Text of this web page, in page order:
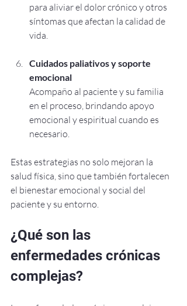
para aliviar el dolor crónico y otros
síntomas que afectan la calidad de
vida.
Cuidados paliativos y soporte
emocional
Acompaño al paciente y su familia
en el proceso, brindando apoyo
emocional y espiritual cuando es
necesario.
Estas estrategias no solo mejoran la
salud física, sino que también fortalecen
el bienestar emocional y social del
paciente y su entorno.
¿Qué son las
enfermedades crónicas
complejas?